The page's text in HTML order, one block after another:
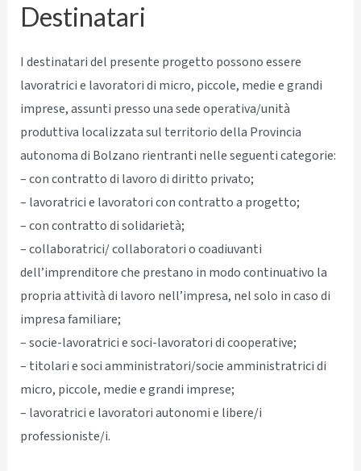
Destinatari
I destinatari del presente progetto possono essere
lavoratrici e lavoratori di micro, piccole, medie e grandi
imprese, assunti presso una sede operativa/unità
produttiva localizzata sul territorio della Provincia
autonoma di Bolzano rientranti nelle seguenti categorie:
– con contratto di lavoro di diritto privato;
– lavoratrici e lavoratori con contratto a progetto;
– con contratto di solidarietà;
– collaboratrici/ collaboratori o coadiuvanti
dell’imprenditore che prestano in modo continuativo la
propria attività di lavoro nell’impresa, nel solo in caso di
impresa familiare;
– socie-lavoratrici e soci-lavoratori di cooperative;
– titolari e soci amministratori/socie amministratrici di
micro, piccole, medie e grandi imprese;
– lavoratrici e lavoratori autonomi e libere/i
professioniste/i.